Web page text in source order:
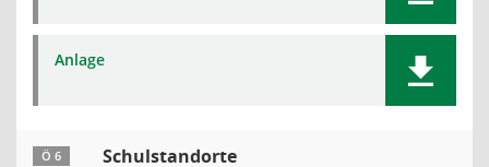
Anlage
Ö 6 Schulstandorte